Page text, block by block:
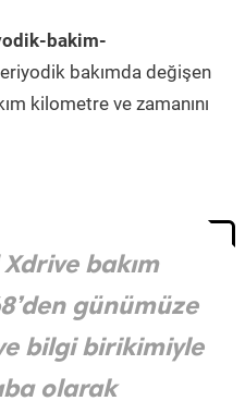
bakim-
bakımda değişen
kilometre ve zamanını
bakım
günümüze
bilgi birikimiyle
olarak